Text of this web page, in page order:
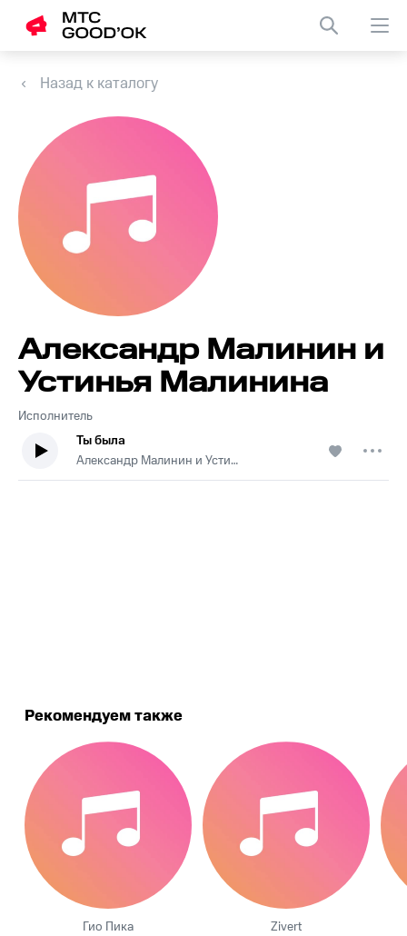
Назад к каталогу
Исполнитель
Александр Малинин и
Устинья Малинина
Ты была
Александр Малинин и Устинья Малинина
Рекомендуем также
Гио Пика Zivert